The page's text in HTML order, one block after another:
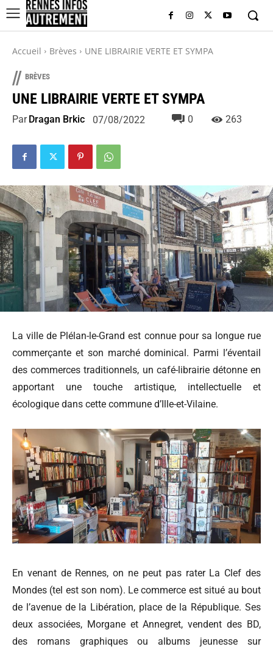
Accueil Brèves UNE LIBRAIRIE VERTE ET SYMPA
// BRÈVES
UNE LIBRAIRIE VERTE ET SYMPA
Par Dragan Brkic 07/08/2022 0 263
La ville de Plélan-le-Grand est connue pour sa longue rue
commerçante et son marché dominical. Parmi l’éventail
des commerces traditionnels, un café-librairie détonne en
apportant une touche artistique, intellectuelle et
écologique dans cette commune d’Ille-et-Vilaine.
En venant de Rennes, on ne peut pas rater La Clef des
Mondes (tel est son nom). Le commerce est situé au bout
de l’avenue de la Libération, place de la République. Ses
deux associées, Morgane et Annegret, vendent des BD,
des romans graphiques ou albums jeunesse sur